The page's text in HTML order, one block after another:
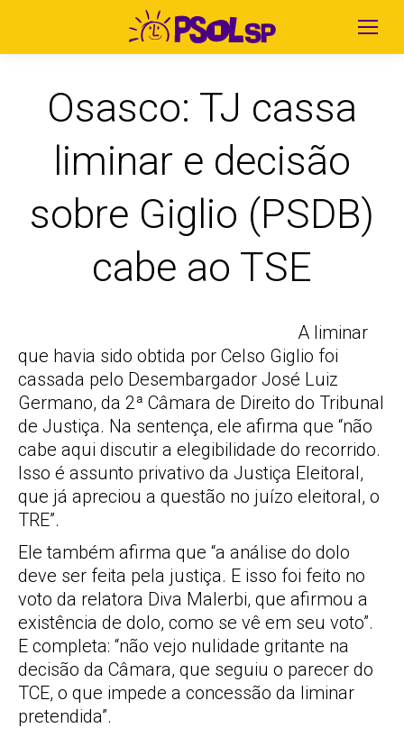
Osasco: TJ cassa
liminar e decisão
sobre Giglio (PSDB)
cabe ao TSE
A liminar
que havia sido obtida por Celso Giglio foi
cassada pelo Desembargador José Luiz
Germano, da 2ª Câmara de Direito do Tribunal
de Justiça. Na sentença, ele afirma que “não
cabe aqui discutir a elegibilidade do recorrido.
Isso é assunto privativo da Justiça Eleitoral,
que já apreciou a questão no juízo eleitoral, o
TRE”.
Ele também afirma que “a análise do dolo
deve ser feita pela justiça. E isso foi feito no
voto da relatora Diva Malerbi, que afirmou a
existência de dolo, como se vê em seu voto”.
E completa: “não vejo nulidade gritante na
decisão da Câmara, que seguiu o parecer do
TCE, o que impede a concessão da liminar
pretendida”.